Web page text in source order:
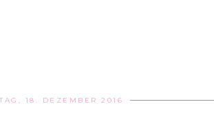
18. DEZEMBER 2016